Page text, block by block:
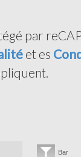
par
et es
Bar